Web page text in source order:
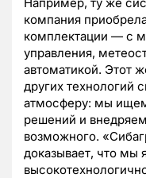
компания
комплектации — с
управления,
автоматикой. Этот
других технологий
атмосферу: мы
решений и
возможного.
доказывает, что мы